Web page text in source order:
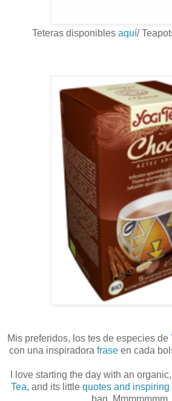
Teteras disponibles aquí/
Mis preferidos, los tes de especies de
con una inspiradora fraseen cada
I love starting the day with an
Tea, and its little quotes and inspiring
bag.